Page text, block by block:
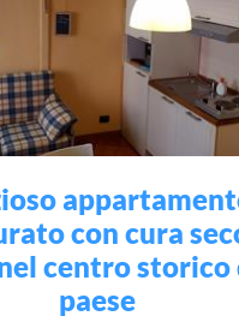
con cura
centro storico
paese